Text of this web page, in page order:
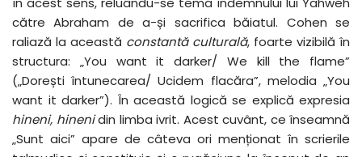
către Abraham de a-și sacrifica băiatul. Cohen se
raliază la această constantă culturală, foarte vizibilă în
structura: „You want it darker/ We kill the flame”
(„Dorești întunecarea/ Ucidem flacăra”, melodia „You
want it darker”). În această logică se explică expresia
hineni, hinenidin limba ivrit. Acest cuvânt, ce înseamnă
„Sunt aici” apare de câteva ori menționat în scrierile